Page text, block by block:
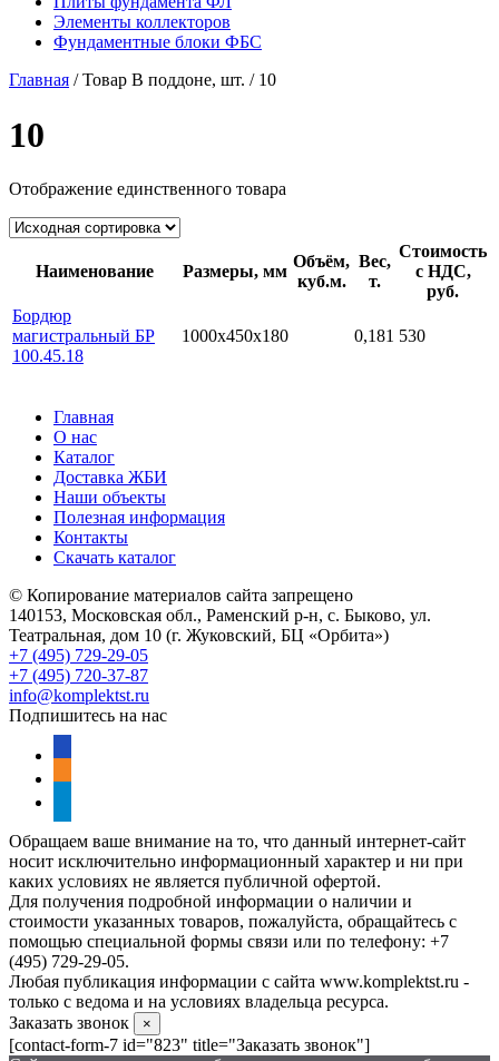
Элементы коллекторов
Фундаментные блоки ФБС
Главная / Товар В поддоне, шт. / 10
10
Отображение единственного товара
Наименование Размеры, мм
Объём,
куб.м.
Вес,
т.
Стоимость
с НДС,
руб.
Бордюр
магистральный БР
100.45.18
1000х450х180 0,181 530
Главная
О нас
Каталог
Доставка ЖБИ
Наши объекты
Полезная информация
Контакты
Скачать каталог
© Копирование материалов сайта запрещено
140153, Московская обл., Раменский р-н, с. Быково, ул.
Театральная, дом 10 (г. Жуковский, БЦ «Орбита»)
+7 (495) 729-29-05
+7 (495) 720-37-87
info@komplektst.ru
Подпишитесь на нас
Обращаем ваше внимание на то, что данный интернет-сайт
носит исключительно информационный характер и ни при
каких условиях не является публичной офертой.
Для получения подробной информации о наличии и
стоимости указанных товаров, пожалуйста, обращайтесь с
помощью специальной формы связи или по телефону: +7
(495) 729-29-05.
Любая публикация информации с сайта www.komplektst.ru -
только с ведома и на условиях владельца ресурса.
Заказать звонок
×
[contact-form-7 id="823" title="Заказать звонок"]